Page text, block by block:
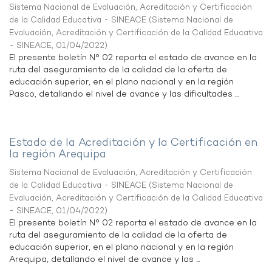
Sistema Nacional de Evaluación, Acreditación y Certificación
de la Calidad Educativa - SINEACE (Sistema Nacional de
Evaluación, Acreditación y Certificación de la Calidad Educativa
- SINEACE, 01/04/2022)
El presente boletín N° 02 reporta el estado de avance en la
ruta del aseguramiento de la calidad de la oferta de
educación superior, en el plano nacional y en la región
Pasco, detallando el nivel de avance y las dificultades ...
Estado de la Acreditación y la Certificación en
la región Arequipa
Sistema Nacional de Evaluación, Acreditación y Certificación
de la Calidad Educativa - SINEACE (Sistema Nacional de
Evaluación, Acreditación y Certificación de la Calidad Educativa
- SINEACE, 01/04/2022)
El presente boletín N° 02 reporta el estado de avance en la
ruta del aseguramiento de la calidad de la oferta de
educación superior, en el plano nacional y en la región
Arequipa, detallando el nivel de avance y las ...